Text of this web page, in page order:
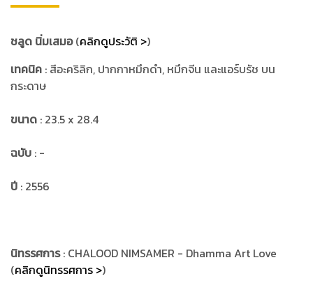
ชลูด นิ่มเสมอ(คลิกดูประวัติ >)
เทคนิค : สีอะคริลิก, ปากกาหมึกดำ, หมึกจีน และแอร์บรัช บน
กระดาษ
ขนาด : 23.5 x 28.4
ฉบับ : -
ปี : 2556
นิทรรศการ: CHALOOD NIMSAMER - Dhamma Art Love
(คลิกดูนิทรรศการ >)